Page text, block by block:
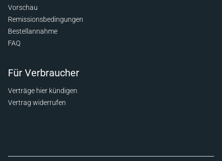
Vorschau
Remissionsbedingungen
Bestellannahme
FAQ
Für Verbraucher
Verträge hier kündigen
Vertrag widerrufen